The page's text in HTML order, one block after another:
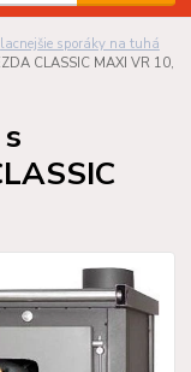
sporáky na tuhá
CLASSIC MAXI VR 10,